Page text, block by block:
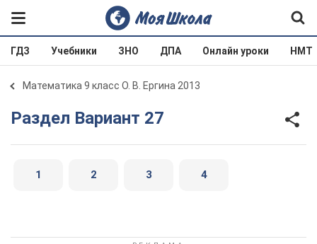
ГДЗ Учебники ЗНО ДПА Онлайн уроки НМТ
Математика 9 класс О. В. Ергина 2013
Раздел Вариант 27
1 2 3 4